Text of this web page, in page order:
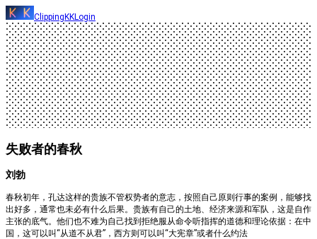
ClippingKKLogin
失败者的春秋
刘勃
春秋初年，孔达这样的贵族不管权势者的意志，按照自己原则行事的案例，能够找
出好多，通常也未必有什么后果。贵族有自己的土地、经济来源和军队，这是自作
主张的底气。他们也不难为自己找到拒绝服从命令听指挥的道德和理论依据：在中
国，这可以叫“从道不从君”，西方则可以叫“大宪章”或者什么约法